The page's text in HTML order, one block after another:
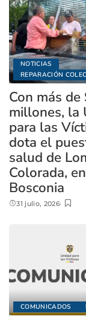
NOTICIAS
REPARACIÓN
Con más de
millones, la
para las
dota el
salud de
Colorada, en
Bosconia
31 julio, 2026
COMUNICADOS